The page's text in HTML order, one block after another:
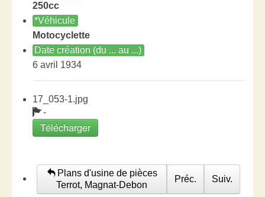
250cc
*Véhicule
Motocyclette
Date création (du ... au ...)
6 avril 1934
17_053-1.jpg
-
Télécharger
Plans d'usine de pièces
Terrot, Magnat-Debon
Préc. Suiv.